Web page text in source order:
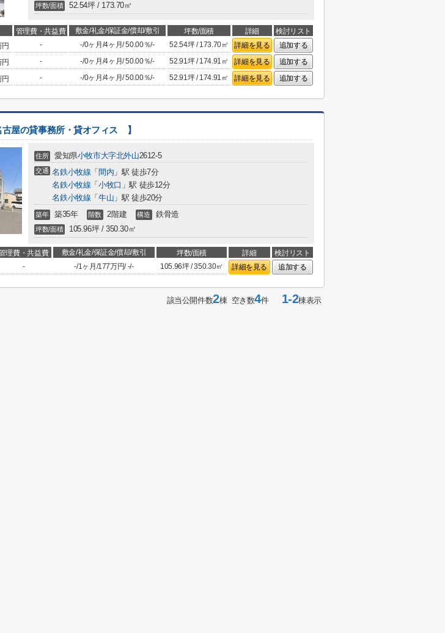
坪数/面積 52.54坪 / 173.70㎡
管理費・共益費 敷金/礼金/保証金/償却/敷引 坪数/面積 詳細
検討リスト
円 - -/0ヶ月 /4ヶ月/50.00％/- 52.54坪 / 173.70㎡ 詳細を見る
追加する
円 - -/0ヶ月 /4ヶ月/50.00％/- 52.91坪 / 174.91㎡ 詳細を見る
追加する
円 - -/0ヶ月 /4ヶ月/50.00％/- 52.91坪 / 174.91㎡ 詳細を見る 追加する
屋の貸事務所・貸オフィス 】
住所 愛知県小牧市大字北外山2612-5
交通 名鉄小牧線 「 間内 」駅 徒歩7分
名鉄小牧線 「 小牧口 」駅 徒歩12分
名鉄小牧線 「 牛山 」駅 徒歩20分
築年 築35年 階数 2階建 構造 鉄骨造
坪数/面積 105.96坪 / 350.30㎡
理費・共益費 敷金/礼金/保証金/償却/敷引 坪数/面積 詳細
検討リスト
- -/1ヶ月 /177万円/-/- 105.96坪 / 350.30㎡ 詳細を見る 追加する
該当公開件数2棟 空き数4件1-2棟表示